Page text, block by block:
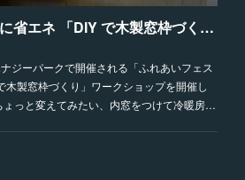
11月6日 オシャレに省エネ 「DIY で木製窓枠づくり」 開催のお知らせ
ジーパークで開催される「ふれあいフェス
木製窓枠づくり」ワークショップを開催し
ょっと変えてみたい、内窓をつけて冷暖房…